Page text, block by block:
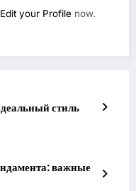
Edit your Profile now.
стиль
важные